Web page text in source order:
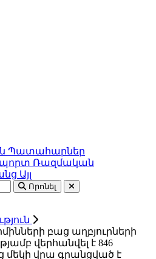
Պատահարներ
Ռազմական
Այլ
Որոնել
բաց աղբյուրների
վերհանվել է 846
մեկի վրա գրանցված է